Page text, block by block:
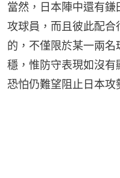
當然，日本陣中還有
攻球員，而且彼此配
的，不僅限於某一兩名
穩，惟防守表現如沒有
恐怕仍難望阻止日本攻